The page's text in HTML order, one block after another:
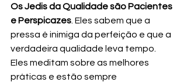
Os Jedis da Qualidade são Pacientes
e Perspicazes . Eles sabem que a
pressa é inimiga da perfeição e que a
verdadeira qualidade leva tempo.
Eles meditam sobre as melhores
práticas e estão sempre